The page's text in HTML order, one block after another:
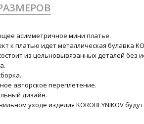
асимметричное мини платье.
к платью идет металлическая булавка
из цельновывязанных деталей без
авторское переплетение.
дизайн.
уходе изделия KOROBEYNIKOV